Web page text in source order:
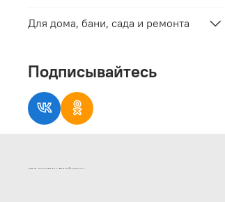
Для дома, бани, сада и ремонта
Подписывайтесь
ИНТЕРНЕТ-МАГАЗИН ДВЕРНОЙ И МЕБЕЛЬНОЙ ФУРНИТУРЫ САМ